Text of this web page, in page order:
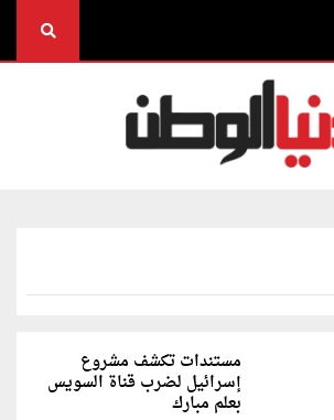
مستندات تكشف مشروع
إسرائيل لضرب قناة السويس
بعلم مبارك